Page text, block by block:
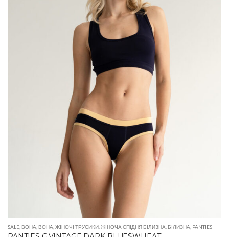
SALE,ВОНА,ВОНА,ЖІНОЧІ ТРУСИКИ,ЖІНОЧА СПІДНЯ БІЛИЗНА,БІЛИЗНА, PANTIES